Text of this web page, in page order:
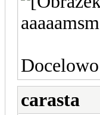
carasta